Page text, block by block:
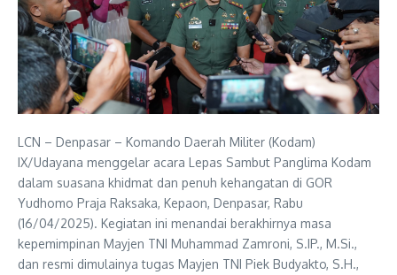
LCN – Denpasar – Komando Daerah Militer (Kodam)
IX/Udayana menggelar acara Lepas Sambut Panglima Kodam
dalam suasana khidmat dan penuh kehangatan di GOR
Yudhomo Praja Raksaka, Kepaon, Denpasar, Rabu
(16/04/2025). Kegiatan ini menandai berakhirnya masa
kepemimpinan Mayjen TNI Muhammad Zamroni, S.IP., M.Si.,
dan resmi dimulainya tugas Mayjen TNI Piek Budyakto, S.H.,